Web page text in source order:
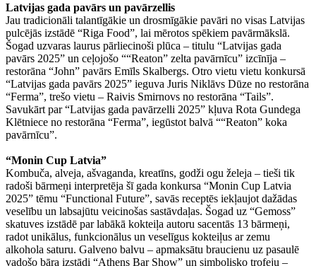
Latvijas gada pavārs un pavārzellis
Jau tradicionāli talantīgākie un drosmīgākie pavāri no visas Latvijas
pulcējās izstādē “Riga Food”, lai mērotos spēkiem pavārmākslā.
Šogad uzvaras laurus pārliecinoši plūca – titulu “Latvijas gada
pavārs 2025” un ceļojošo ““Reaton” zelta pavārnīcu” izcīnīja –
restorāna “John” pavārs Emīls Skalbergs. Otro vietu vietu konkursā
“Latvijas gada pavārs 2025” ieguva Juris Niklāvs Dūze no restorāna
“Ferma”, trešo vietu – Raivis Smirnovs no restorāna “Tails”.
Savukārt par “Latvijas gada pavārzelli 2025” kļuva Rota Gundega
Klētniece no restorāna “Ferma”, iegūstot balvā ““Reaton” koka
pavārnīcu”.
“Monin Cup Latvia”
Kombuča, alveja, ašvaganda, kreatīns, godži ogu želeja – tieši tik
radoši bārmeņi interpretēja šī gada konkursa “Monin Cup Latvia
2025” tēmu “Functional Future”, savās receptēs iekļaujot dažādas
veselību un labsajūtu veicinošas sastāvdaļas. Šogad uz “Gemoss”
skatuves izstādē par labākā kokteiļa autoru sacentās 13 bārmeņi,
radot unikālus, funkcionālus un veselīgus kokteiļus ar zemu
alkohola saturu. Galveno balvu – apmaksātu braucienu uz pasaulē
vadošo bāra izstādi “Athens Bar Show” un simbolisko trofeju –